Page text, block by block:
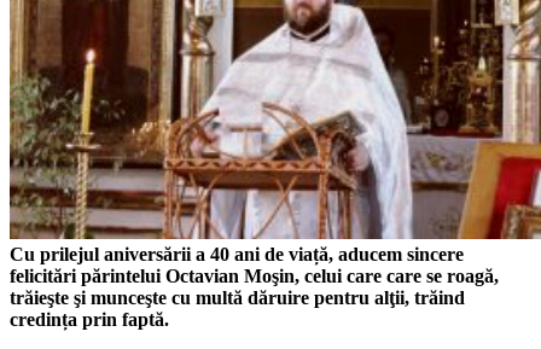
Cu prilejul aniversării a 40 ani de viață, aducem sincere
felicitări părintelui Octavian Moşin, celui care care se roagă,
trăieşte şi munceşte cu multă dăruire pentru alţii, trăind
credința prin faptă.